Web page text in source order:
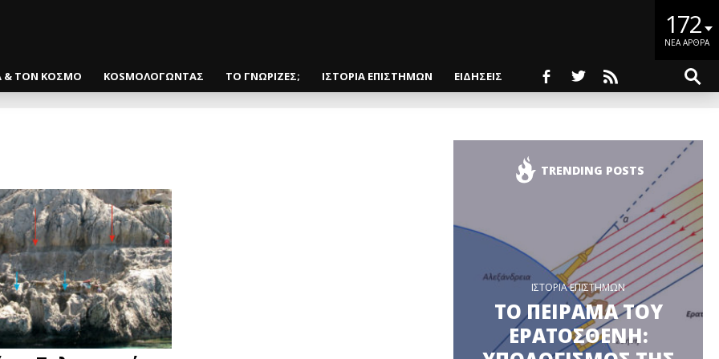
172
ΝΕΑ ΑΡΘΡΑ
& ΤΟΝ ΚΟΣΜΟ KOSMOΛΟΓΩΝΤΑΣ ΤΟ ΓΝΩΡΙΖΕΣ; ΙΣΤΟΡΙΑ ΕΠΙΣΤΗΜΩΝ ΕΙΔΗΣΕΙΣ
TRENDING POSTS
ΙΣΤΟΡΙΑ ΕΠΙΣΤΗΜΩΝ
ΤΟ ΠΕΙΡΑΜΑ ΤΟΥ
ΕΡΑΤΟΣΘΕΝΗ: